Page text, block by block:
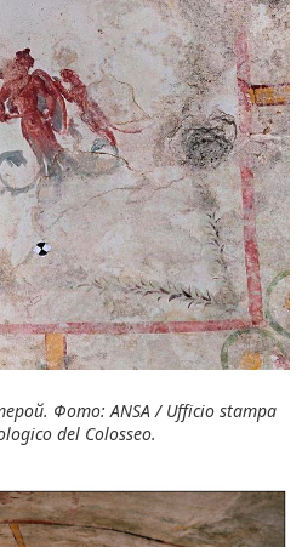
Фото: ANSA / Ufficio stampa
del Colosseo.